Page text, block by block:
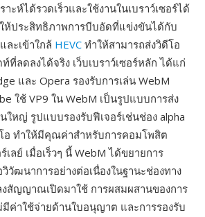
าะห์ได้รวดเร็วและใช้งานในเบราว์เซอร์ได้
ให้ประสิทธิภาพการบีบอัดที่แข่งขันได้กับ
ละเข้าใกล้ HEVC ทำให้สามารถส่งวิดีโอ
ลดลงได้จริง เว็บเบราว์เซอร์หลัก ได้แก่
และ Opera รองรับการเล่น WebM
ใช้ VP9 ใน WebM เป็นรูปแบบการส่ง
ใหญ่ รูปแบบรองรับฟีเจอร์เช่นช่อง alpha
อ ทำให้มีคุณค่าสำหรับการคอมโพสิต
เลย์ เมื่อเร็วๆ นี้ WebM ได้ขยายการ
วิวัฒนาการอย่างต่อเนื่องในฐานะช่องทาง
สัญญาณเปิดมาใช้ การผสมผสานของการ
ค่าใช้จ่ายด้านใบอนุญาต และการรองรับ